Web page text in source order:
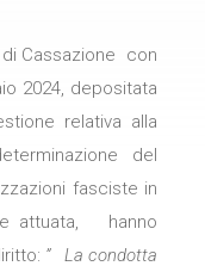
Cassazione con
2024, depositata
relativa alla
del
fasciste in
attuata, hanno
” La condotta